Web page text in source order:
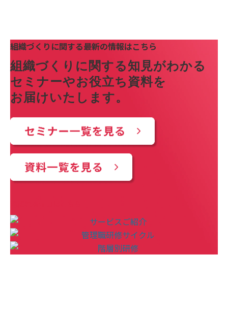
組織づくりに関する最新の情報はこちら
組織づくりに関する知見がわかる
セミナーやお役立ち資料を
お届けいたします。